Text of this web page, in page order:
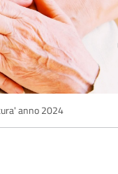
anno 2024